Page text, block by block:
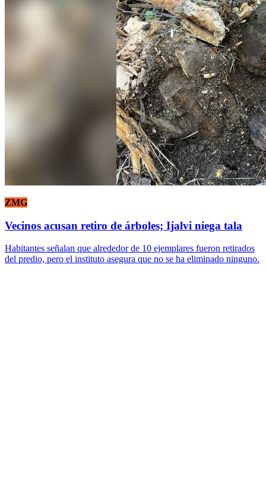
ZMG
Vecinos acusan retiro de árboles; Ijalvi niega tala
Habitantes señalan que alrededor de 10 ejemplares fueron retirados
del predio, pero el instituto asegura que no se ha eliminado ninguno.